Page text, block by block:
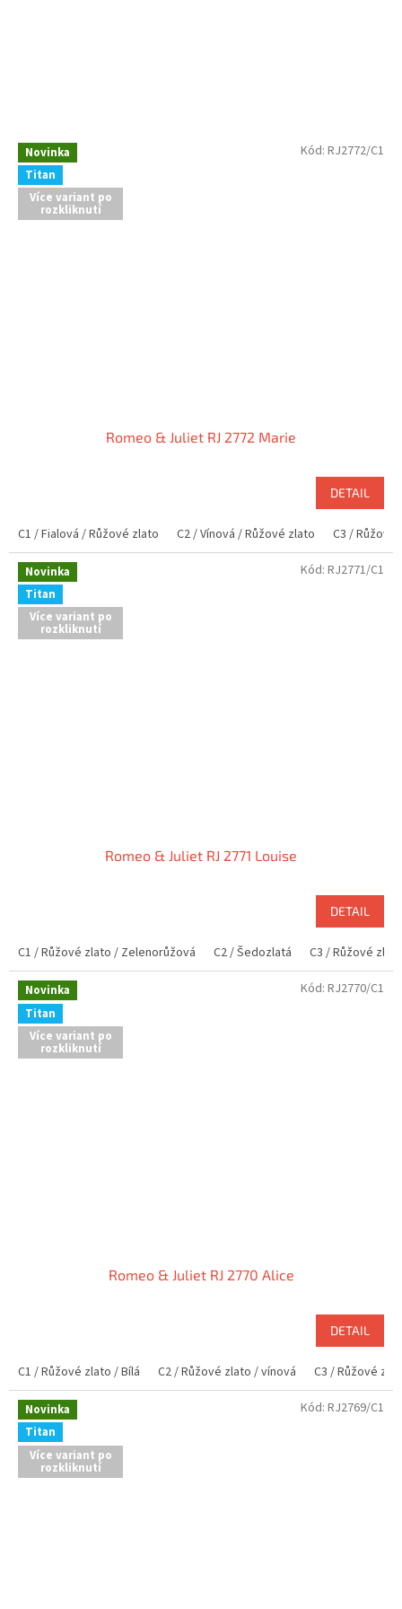
Novinka
Titan
Více variant po
rozkliknutí
Romeo & Juliet RJ 2772 Marie
DETAIL
C1 / Fialová / Růžové zlato C2 / Vínová / Růžové zlato C3 / Růžové
Kód: RJ2772/C1
Novinka
Titan
Více variant po
rozkliknutí
Romeo & Juliet RJ 2771 Louise
DETAIL
C1 / Růžové zlato / Zelenorůžová C2 / Šedozlatá C3 / Růžové
Kód: RJ2771/C1
Novinka
Titan
Více variant po
rozkliknutí
Romeo & Juliet RJ 2770 Alice
DETAIL
C1 / Růžové zlato / Bílá C2 / Růžové zlato / vínová C3 / Růžové
Kód: RJ2770/C1
Novinka
Titan
Více variant po
rozkliknutí
Kód: RJ2769/C1